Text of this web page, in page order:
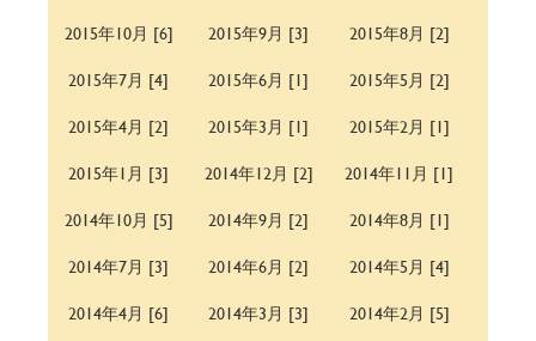
2015年10月 [6]
2015年9月 [3]
2015年8月 [2]
2015年7月 [4]
2015年6月 [1]
2015年5月 [2]
2015年4月 [2]
2015年3月 [1]
2015年2月 [1]
2015年1月 [3]
2014年12月 [2]
2014年11月 [1]
2014年10月 [5]
2014年9月 [2]
2014年8月 [1]
2014年7月 [3]
2014年6月 [2]
2014年5月 [4]
2014年4月 [6]
2014年3月 [3]
2014年2月 [5]